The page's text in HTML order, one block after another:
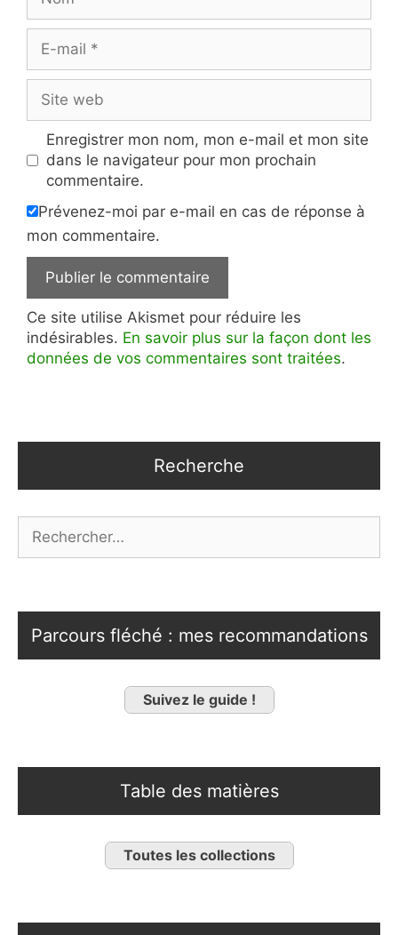
mail
web
Enregistrer mon nom, mon e-mail et mon site
dans le navigateur pour mon prochain
commentaire.
Prévenez-moi par e-mail en cas de réponse à
mon commentaire.
Ce site utilise Akismet pour réduire les
indésirables. En savoir plus sur la façon dont les
données de vos commentaires sont traitées.
Recherche
Parcours fléché : mes recommandations
Suivez le guide !
Table des matières
Toutes les collections